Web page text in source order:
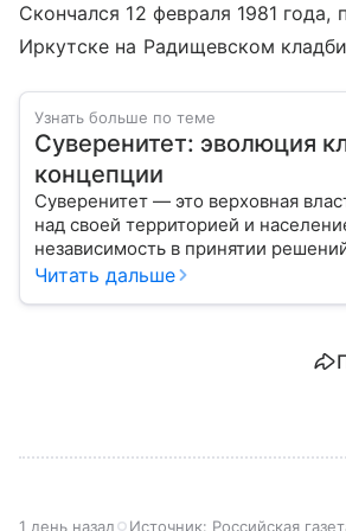
Скончался 12 февраля 1981 года,
Иркутске на Радищевском
Узнать больше по теме
Суверенитет: эволюция
концепции
Суверенитет — это верховная
над своей территорией и
независимость в принятии
внешней политики.
Читать дальше
1 день назад Источник: Российская